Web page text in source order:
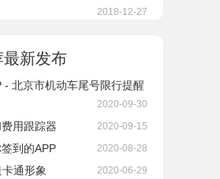
2018-12-27
最新发布
- 北京市机动车尾号限行提醒
2020-09-30
用跟踪器 2020-09-15
到的APP 2020-08-28
通形象 2020-06-29